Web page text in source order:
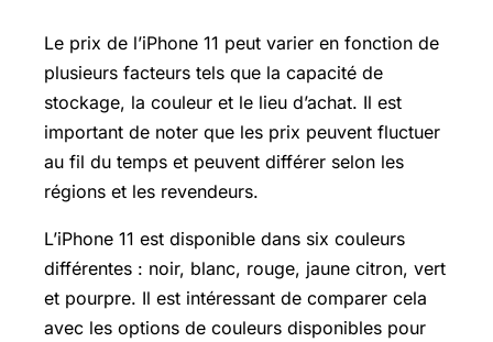
Le prix de l’iPhone 11 peut varier en fonction de
plusieurs facteurs tels que la capacité de
stockage, la couleur et le lieu d’achat. Il est
important de noter que les prix peuvent fluctuer
au fil du temps et peuvent différer selon les
régions et les revendeurs.
L’iPhone 11 est disponible dans six couleurs
différentes : noir, blanc, rouge, jaune citron, vert
et pourpre. Il est intéressant de comparer cela
avec les options de couleurs disponibles pour